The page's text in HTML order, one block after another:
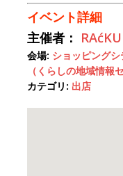
イベント詳細
主催者：
会場: ショッピング
（くらしの地域情報
カテゴリ: 出店